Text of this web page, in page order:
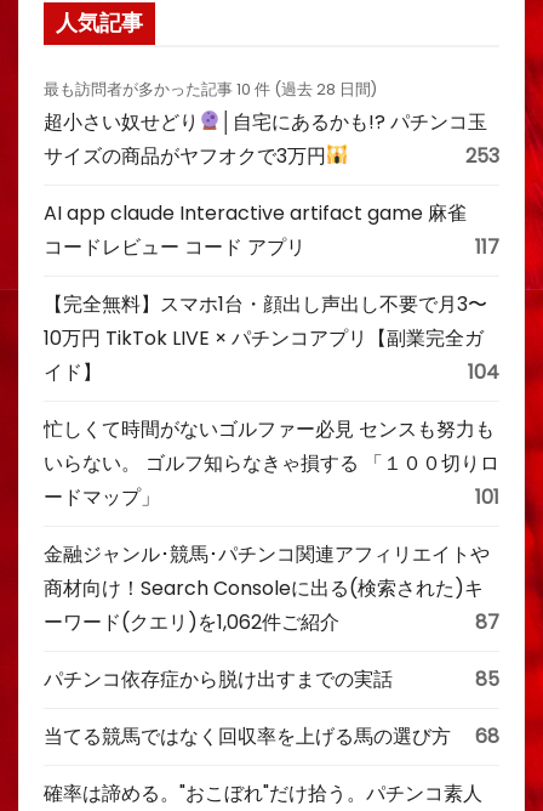
人気記事
最も訪問者が多かった記事 10 件 (過去 28 日間)
超小さい奴せどり
│自宅にあるかも!? パチンコ玉
サイズの商品がヤフオクで3万円
253
AI app claude Interactive artifact game 麻雀
コードレビュー コード アプリ
117
【完全無料】スマホ1台・顔出し声出し不要で月3〜
10万円 TikTok LIVE × パチンコアプリ【副業完全ガ
イド】
104
忙しくて時間がないゴルファー必見 センスも努力も
いらない。 ゴルフ知らなきゃ損する 「１００切りロ
ードマップ」
101
金融ジャンル･競馬･パチンコ関連アフィリエイトや
商材向け！Search Consoleに出る(検索された)キ
ーワード(クエリ)を1,062件ご紹介
87
パチンコ依存症から脱け出すまでの実話 85
当てる競馬ではなく回収率を上げる馬の選び方 68
確率は諦める。"おこぼれ"だけ拾う。パチンコ素人